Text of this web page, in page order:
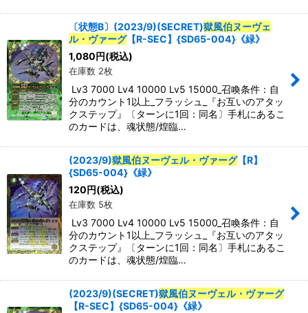
〔状態B〕(2023/9)(SECRET)獄風伯ヌーヴェ
ル・ヴァーグ【R-SEC】{SD65-004}《緑》
1,080 円(税込)
在庫数 2枚
Lv3 7000 Lv4 10000 Lv5 15000_召喚条件：自
分のカウント1以上_フラッシュ_『お互いのアタッ
クステップ』〔ターンに1回：同名〕手札にあるこ
のカードは、魂状態/煌臨…
(2023/9)獄風伯ヌーヴェル・ヴァーグ【R】
{SD65-004}《緑》
120 円(税込)
在庫数 5枚
Lv3 7000 Lv4 10000 Lv5 15000_召喚条件：自
分のカウント1以上_フラッシュ_『お互いのアタッ
クステップ』〔ターンに1回：同名〕手札にあるこ
のカードは、魂状態/煌臨…
(2023/9)(SECRET)獄風伯ヌーヴェル・ヴァーグ
【R-SEC】{SD65-004}《緑》